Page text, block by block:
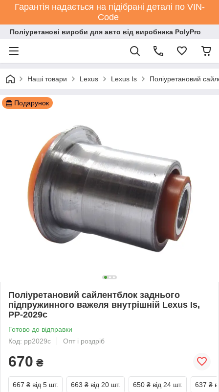
Гарантія надається на підібрані деталі по VIN-
Code
Поліуретанові вироби для авто від виробника PolyPro
Наші товари Lexus Lexus Is Поліуретановий
Подарунок
Поліуретановий сайлентблок заднього
підпружинного важеля внутрішній Lexus Is,
PP-2029c
Готово до відправки
Код: pp2029c
Опт і роздріб
670 ₴
667 ₴ від 5 шт. 663 ₴ від 20 шт. 650 ₴ від 24 шт. 637 ₴